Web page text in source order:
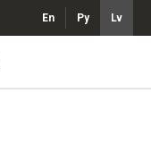
En Ру Lv